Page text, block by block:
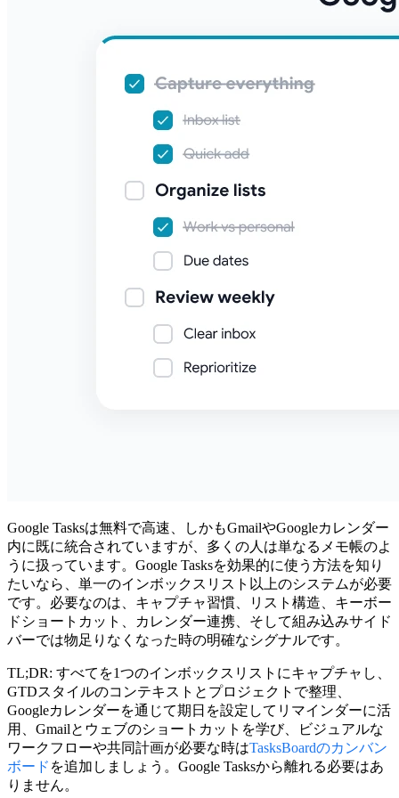
Google Tasksは無料で高速、しかもGmailやGoogleカレンダー
内に既に統合されていますが、多くの人は単なるメモ帳のよ
うに扱っています。 Google Tasksを効果的に使う方法を知り
たいなら、単一のインボックスリスト以上のシステムが必要
です。必要なのは、キャプチャ習慣、リスト構造、キーボー
ドショートカット、カレンダー連携、そして組み込みサイド
バーでは物足りなくなった時の明確なシグナルです。
TL;DR: すべてを1つのインボックスリストにキャプチャし、
GTDスタイルのコンテキストとプロジェクトで整理、
Googleカレンダーを通じて期日を設定してリマインダーに活
用、Gmailとウェブのショートカットを学び、ビジュアルな
ワークフローや共同計画が必要な時はTasksBoardのカンバン
ボード を追加しましょう。Google Tasksから離れる必要はあ
りません。